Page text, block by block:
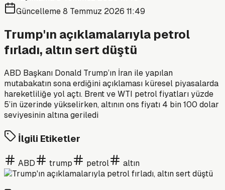
Güncelleme8 Temmuz 2026 11:49
Trump'ın açıklamalarıyla petrol
fırladı, altın sert düştü
ABD Başkanı Donald Trump’ın İran ile yapılan
mutabakatın sona erdiğini açıklaması küresel piyasalarda
hareketliliğe yol açtı. Brent ve WTI petrol fiyatları yüzde
5’in üzerinde yükselirken, altının ons fiyatı 4 bin 100 dolar
seviyesinin altına geriledi
İlgili Etiketler
ABD trump petrol altın